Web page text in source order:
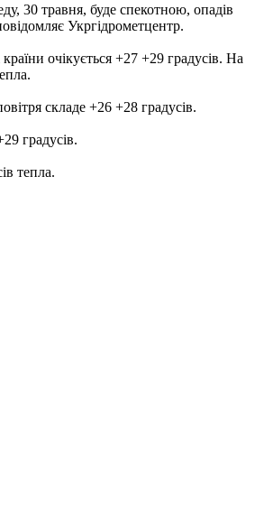
30 травня, буде спекотною, опадів
Укргідрометцентр.
очікується +27 +29 градусів. На
складе +26 +28 градусів.
градусів.
тепла.